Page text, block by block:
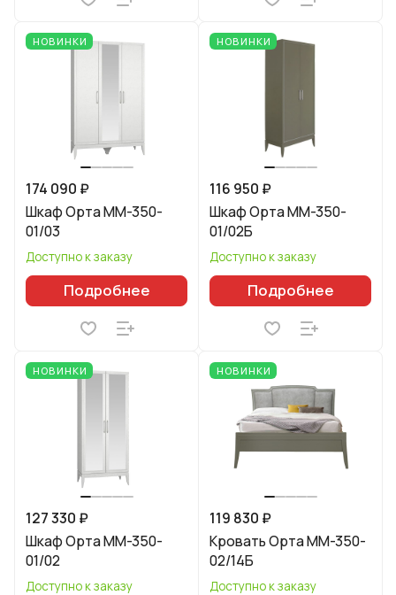
НОВИНКИ
174 090 ₽
Шкаф Орта ММ-350-
01/03
Доступно к заказу
Подробнее
НОВИНКИ
116 950 ₽
Шкаф Орта ММ-350-
01/02Б
Доступно к заказу
Подробнее
НОВИНКИ
127 330 ₽
Шкаф Орта ММ-350-
01/02
Доступно к заказу
НОВИНКИ
119 830 ₽
Кровать Орта ММ-350-
02/14Б
Доступно к заказу